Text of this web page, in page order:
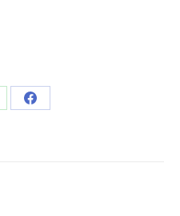
Condividi